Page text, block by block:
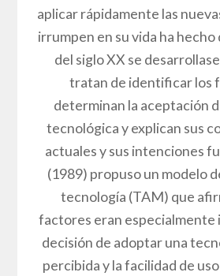
aplicar rápidamente las
irrumpen en su vida ha
del siglo XX se
tratan de identificar los
determinan la aceptación
tecnológica y explican sus
actuales y sus intenciones
(1989) propuso un modelo
tecnología (TAM) que
factores eran especialmente
decisión de adoptar una
percibida y la facilidad de